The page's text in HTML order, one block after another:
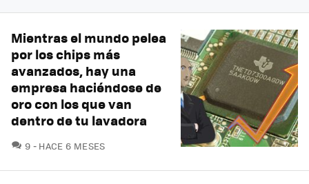
Mientras el mundo pelea
por los chips más
avanzados, hay una
empresa haciéndose de
oro con los que van
dentro de tu lavadora
9 COMENTARIOS
HACE 6 MESES